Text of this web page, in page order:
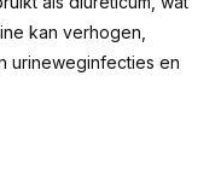
kan verhogen,
urineweginfecties en